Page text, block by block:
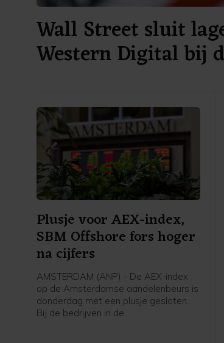
Wall Street sluit
Western Digital bij
Plusje voor AEX-index,
SBM Offshore fors hoger
na cijfers
AMSTERDAM (ANP) - De AEX-index
op de Amsterdamse aandelenbeurs is
donderdag met een plusje gesloten.
Bij de bedrijven in de